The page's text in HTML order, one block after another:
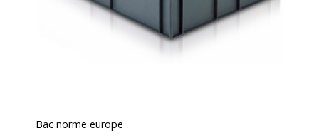
Bac norme europe